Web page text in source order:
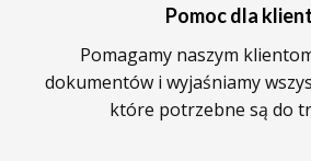
Pomoc dla
Pomagamy naszym
dokumentów i wyjaśniamy
które potrzebne są do